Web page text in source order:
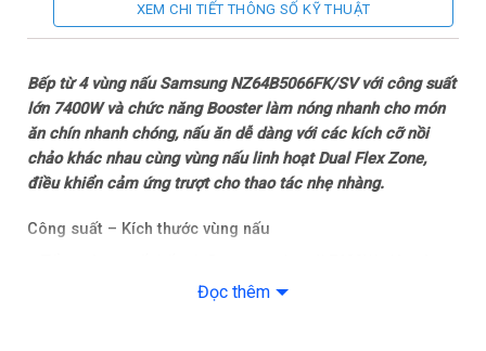
Chất liệu mặt bếp: Kính Ceramic – Eurokera (Pháp)
Thương hiệu mâm nấu: Hãng không công bố
Thương hiệu của: Hàn Quốc
Sản xuất tại: Trung Quốc
Năm ra mắt: 2024
XEM CHI TIẾT THÔNG SỐ KỸ THUẬT
Bếp từ 4 vùng nấu Samsung NZ64B5066FK/SV với công suất
lớn 7400W và chức năng Booster làm nóng nhanh cho món
ăn chín nhanh chóng, nấu ăn dễ dàng với các kích cỡ nồi
chảo khác nhau cùng vùng nấu linh hoạt Dual Flex Zone,
điều khiển cảm ứng trượt cho thao tác nhẹ nhàng.
Công suất – Kích thước vùng nấu
ngắn thời gian chế biến món ăn.
Đọc thêm